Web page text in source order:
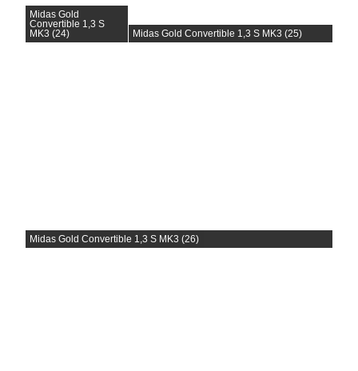
Midas Gold
Convertible 1,3 S
MK3 (24)
Midas Gold Convertible 1,3 S MK3 (25)
Midas Gold Convertible 1,3 S MK3 (26)